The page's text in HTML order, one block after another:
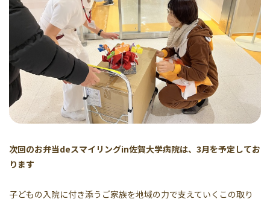
次回のお弁当deスマイリングin佐賀大学病院は、3月を予定してお
ります
子どもの入院に付き添うご家族を地域の力で支えていくこの取り